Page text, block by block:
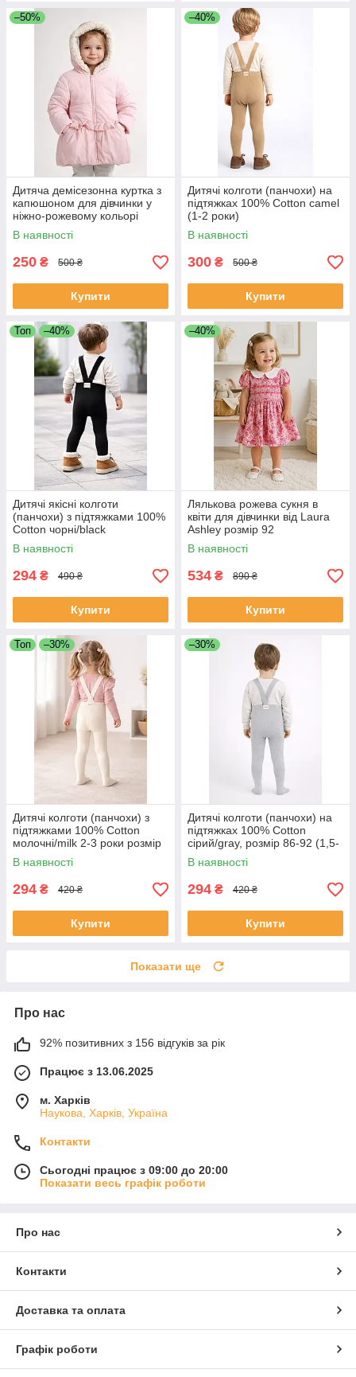
–50%
Дитяча демісезонна куртка з
капюшоном для дівчинки у
ніжно-рожевому кольорі
В наявності
250 ₴ 500 ₴
Купити
–40%
Дитячі колготи (панчохи) на
підтяжках 100% Cotton camel
(1-2 роки)
В наявності
300 ₴ 500 ₴
Купити
Топ –40%
Дитячі якісні колготи
(панчохи) з підтяжками 100%
Cotton чорні/black
В наявності
294 ₴ 490 ₴
Купити
–40%
Лялькова рожева сукня в
квіти для дівчинки від Laura
Ashley розмір 92
В наявності
534 ₴ 890 ₴
Купити
Топ –30%
Дитячі колготи (панчохи) з
підтяжками 100% Cotton
молочні/milk 2-3 роки розмір
92-104
В наявності
294 ₴ 420 ₴
Купити
–30%
Дитячі колготи (панчохи) на
підтяжках 100% Cotton
сірий/gray, розмір 86-92 (1,5-
2 роки)
В наявності
294 ₴ 420 ₴
Купити
Показати ще
Про нас
92% позитивних з 156 відгуків за рік
Працює з 13.06.2025
м. Харків
Наукова, Харків, Україна
Контакти
Сьогодні працює з 09:00 до 20:00
Показати весь графік роботи
Про нас
Контакти
Доставка та оплата
Графік роботи